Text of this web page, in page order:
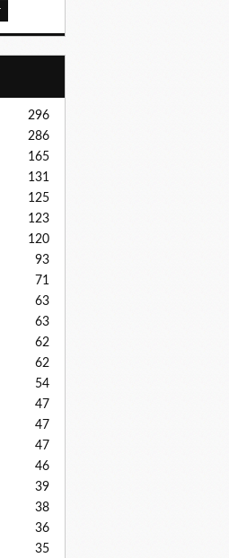
296
286
165
131
125
123
120
93
71
63
63
62
62
54
47
47
47
46
39
38
36
35